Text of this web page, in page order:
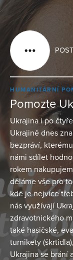
HUMANITÁRNÍ
Pomozte
Ukrajina i po
Ukrajině dnes
bezpráví,
námi sdílet
rokem
děláme vše pro
kde je nejvíce
nás využívají
zdravotnického
také hasičské,
turnikety
Ukrajina se brání